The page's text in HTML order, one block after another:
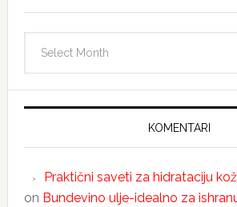
KOMENTARI
Praktični saveti za hidrataciju
on Bundevino ulje-idealno za